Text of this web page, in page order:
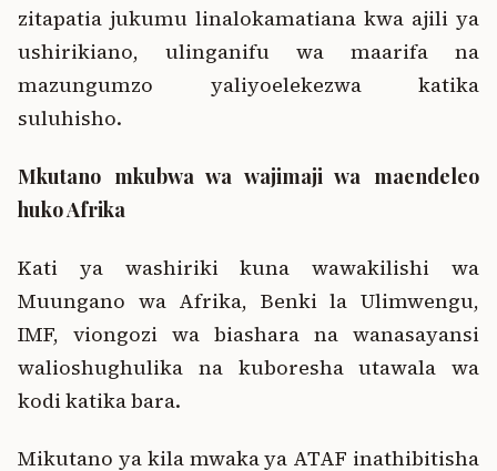
zitapatia jukumu linalokamatiana kwa ajili ya
ushirikiano, ulinganifu wa maarifa na
mazungumzo yaliyoelekezwa katika
suluhisho.
Mkutano mkubwa wa wajimaji wa maendeleo
huko Afrika
Kati ya washiriki kuna wawakilishi wa
Muungano wa Afrika, Benki la Ulimwengu,
IMF, viongozi wa biashara na wanasayansi
walioshughulika na kuboresha utawala wa
kodi katika bara.
Mikutano ya kila mwaka ya ATAF inathibitisha